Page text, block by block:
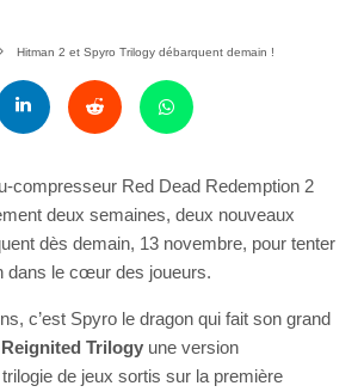
Hitman 2 et Spyro Trilogy débarquent demain !
compresseur Red Dead Redemption 2
deux semaines, deux nouveaux
dès demain, 13 novembre, pour tenter
dans le cœur des joueurs.
c’est Spyro le dragon qui fait son grand
Trilogy une version
de jeux sortis sur la première